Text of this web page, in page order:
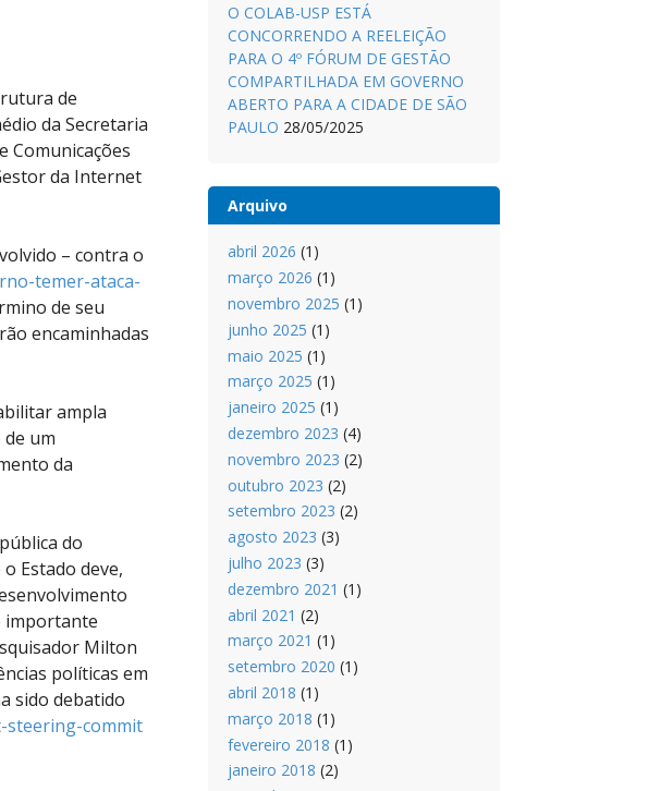
de
da Secretaria
Comunicações
da Internet
– contra o
​teme​r-at​aca-​
de seu
encaminhadas
ampla
um
da
do
Estado deve,
importante
Milton
políticas em
sido debatido
ste​erin​g-co​mmit​
O COLAB-USP ESTÁ
CONCORRENDO A REELEIÇÃO
PARA O 4º FÓRUM DE GESTÃO
COMPARTILHADA EM GOVERNO
ABERTO PARA A CIDADE DE SÃO
PAULO 28/05/2025
Arquivo
abril 2026 (1)
março 2026 (1)
novembro 2025 (1)
junho 2025 (1)
maio 2025 (1)
março 2025 (1)
janeiro 2025 (1)
dezembro 2023 (4)
novembro 2023 (2)
outubro 2023 (2)
setembro 2023 (2)
agosto 2023 (3)
julho 2023 (3)
dezembro 2021 (1)
abril 2021 (2)
março 2021 (1)
setembro 2020 (1)
abril 2018 (1)
março 2018 (1)
fevereiro 2018 (1)
janeiro 2018 (2)